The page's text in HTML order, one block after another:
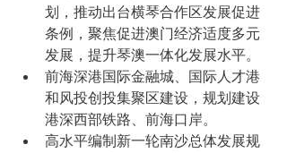
划，推动出台横琴合作区发展促进
条例，聚焦促进澳门经济适度多元
发展，提升琴澳一体化发展水平。
前海深港国际金融城、国际人才港
和风投创投集聚区建设，规划建设
港深西部铁路、前海口岸。
高水平编制新一轮南沙总体发展规